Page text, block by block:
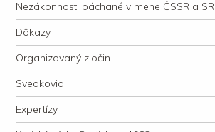
Nezákonnosti páchané v mene ČSSR a SR
Dôkazy
Organizovaný zločin
Svedkovia
Expertízy